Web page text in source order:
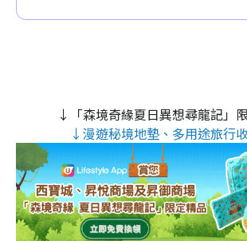
↓「森境奇緣夏日異想尋龍記」
↓漫遊秘境地墊、多用途旅行